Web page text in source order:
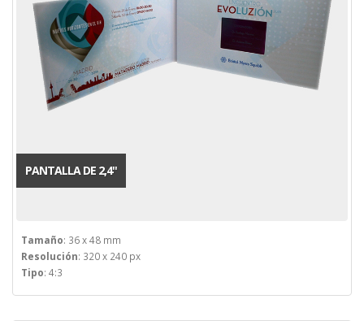
PANTALLA DE 2,4''
Tamaño: 36 x 48 mm
Resolución: 320 x 240 px
Tipo: 4:3